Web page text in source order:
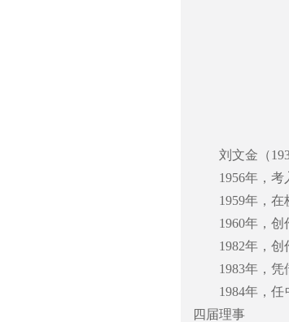
刘文金（
1956年，
1959年，
1960年，创
1982年，创
1983年，
1984年，
四届理事